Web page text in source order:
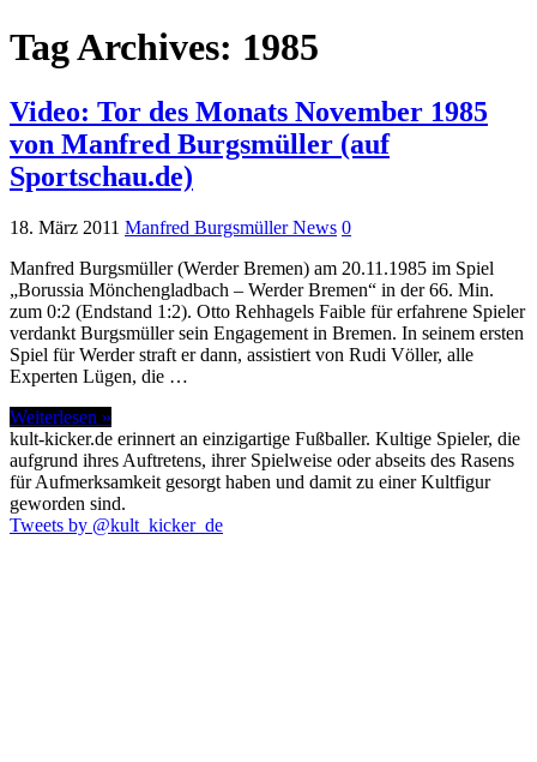
Tag Archives: 1985
Video: Tor des Monats November 1985
von Manfred Burgsmüller (auf
Sportschau.de)
18. März 2011 Manfred Burgsmüller News 0
Manfred Burgsmüller (Werder Bremen) am 20.11.1985 im Spiel
„Borussia Mönchengladbach – Werder Bremen“ in der 66. Min.
zum 0:2 (Endstand 1:2). Otto Rehhagels Faible für erfahrene Spieler
verdankt Burgsmüller sein Engagement in Bremen. In seinem ersten
Spiel für Werder straft er dann, assistiert von Rudi Völler, alle
Experten Lügen, die …
Weiterlesen »
kult-kicker.de erinnert an einzigartige Fußballer. Kultige Spieler, die
aufgrund ihres Auftretens, ihrer Spielweise oder abseits des Rasens
für Aufmerksamkeit gesorgt haben und damit zu einer Kultfigur
geworden sind.
Tweets by @kult_kicker_de